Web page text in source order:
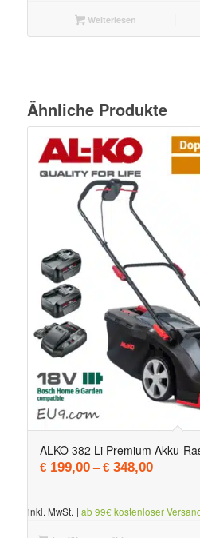
Weiterlesen
Ähnliche Produkte
ALKO 382 Li Premium Akku-
€199,00–€348,00
inkl. MwSt. | ab 99€ kostenloser